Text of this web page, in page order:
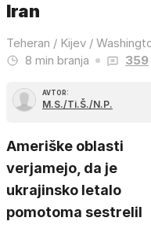
Iran
Teheran / Kijev /
8 min branja
359
AVTOR:
M.S./Ti.Š./N.P.
Ameriške oblasti
verjamejo, da je
ukrajinsko letalo
pomotoma sestrelil